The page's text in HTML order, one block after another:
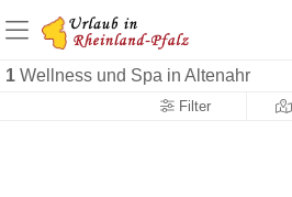
1 Wellness und Spa in Altenahr
Filter
+1.500 Unterkünfte in
+1.000 Sehenswürdigkeiten